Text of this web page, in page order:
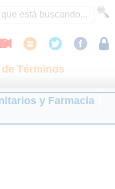
Términos
y Farmacia